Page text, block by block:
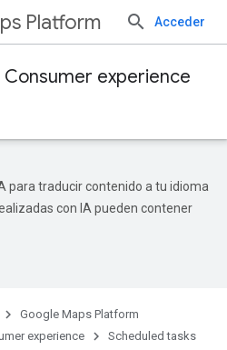
Platform Acceder
Consumer experience
para traducir contenido a tu idioma
con IA pueden contener
Google Maps Platform
experience
Scheduled tasks